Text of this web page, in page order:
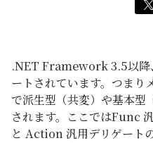
.NET Framework 3.5以降
ートされています。つまり
で派生型（共変）や基本型
されます。ここではFunc
と Action 汎用デリゲート